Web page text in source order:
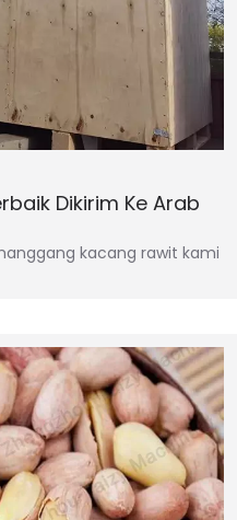
Dikirim Ke Arab
kacang rawit kami